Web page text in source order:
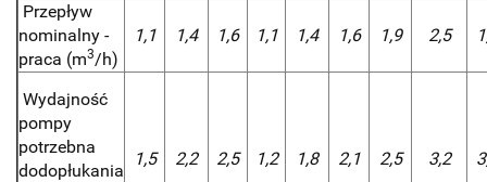
Przepływ
nominalny -
praca (m3/h)
1,1 1,4 1,6 1,1 1,4 1,6 1,9 2,5
Wydajność
pompy
potrzebna
dodopłukania
1,5 2,2 2,5 1,2 1,8 2,1 2,5 3,2